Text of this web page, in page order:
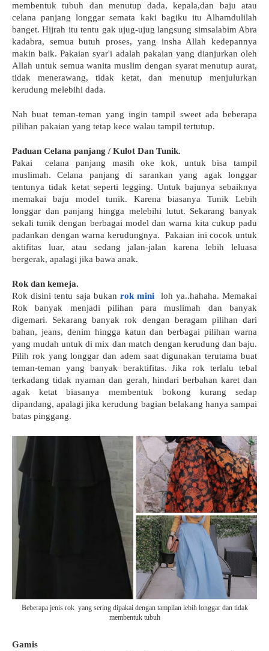
membentuk tubuh dan menutup dada, kepala,dan baju atau
celana panjang longgar semata kaki bagiku itu Alhamdulilah
banget. Hijrah itu tentu gak ujug-ujug langsung simsalabim Abra
kadabra, semua butuh proses, yang insha Allah kedepannya
makin baik. Pakaian syar'i adalah pakaian yang dianjurkan oleh
Allah untuk semua wanita muslim dengan syarat menutup aurat,
tidak menerawang, tidak ketat, dan menutup menjulurkan
kerudung melebihi dada.
Nah buat teman-teman yang ingin tampil sweet ada beberapa
pilihan pakaian yang tetap kece walau tampil tertutup.
Paduan Celana panjang / Kulot Dan Tunik.
Pakai  celana panjang masih oke kok, untuk bisa tampil
muslimah. Celana panjang di sarankan yang agak longgar
tentunya tidak ketat seperti legging. Untuk bajunya sebaiknya
memakai baju model tunik. Karena biasanya Tunik Lebih
longgar dan panjang hingga melebihi lutut. Sekarang banyak
sekali tunik dengan berbagai model dan warna kita cukup padu
padankan dengan warna kerudungnya.  Pakaian ini cocok untuk
aktifitas luar, atau sedang jalan-jalan karena lebih leluasa
bergerak, apalagi jika bawa anak.
Rok dan kemeja.
Rok disini tentu saja bukan rok mini
loh ya..hahaha. Memakai
Rok banyak menjadi pilihan para muslimah dan banyak
digemari. Sekarang banyak rok dengan beragam pilihan dari
bahan, jeans, denim hingga katun dan berbagai pilihan warna
yang mudah untuk di mix dan match dengan kerudung dan baju.
Pilih rok yang longgar dan adem saat digunakan terutama buat
teman-teman yang banyak beraktifitas. Jika rok terlalu tebal
terkadang tidak nyaman dan gerah, hindari berbahan karet dan
agak ketat biasanya membentuk bokong kurang sedap
dipandang, apalagi jika kerudung bagian belakang hanya sampai
batas pinggang.
Beberapa jenis rok yang sering dipakai dengan tampilan lebih longgar dan tidak
membentuk tubuh
Gamis